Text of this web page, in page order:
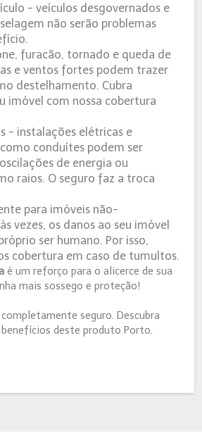
- veículos desgovernados e
não serão problemas
furacão, tornado e queda de
e ventos fortes podem trazer
destelhamento. Cubra
imóvel com nossa cobertura
- instalações elétricas e
conduítes podem ser
de energia ou
raios. O seguro faz a troca
para imóveis não-
vezes, os danos ao seu imóvel
ser humano. Por isso,
cobertura em caso de tumultos.
é um reforço para o alicerce de sua
mais sossego e proteção!
seguro. Descubra
deste produto Porto.